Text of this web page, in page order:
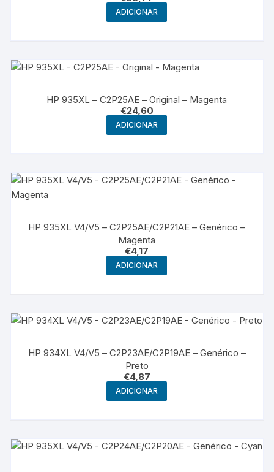
ADICIONAR
HP 935XL – C2P25AE – Original – Magenta
€24,60
ADICIONAR
HP 935XL V4/V5 – C2P25AE/C2P21AE – Genérico –
Magenta
€4,17
ADICIONAR
HP 934XL V4/V5 – C2P23AE/C2P19AE – Genérico –
Preto
€4,87
ADICIONAR